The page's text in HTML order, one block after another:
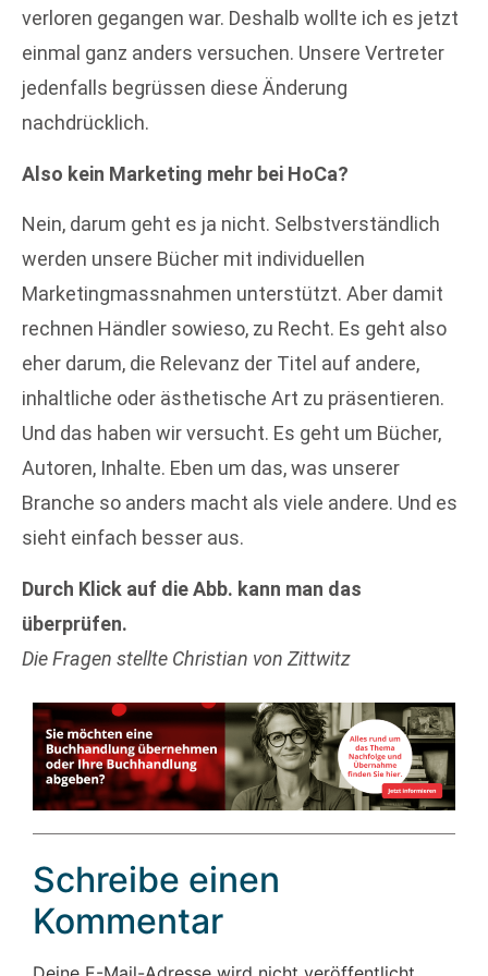
verloren gegangen war. Deshalb wollte ich es jetzt
einmal ganz anders versuchen. Unsere Vertreter
jedenfalls begrüssen diese Änderung
nachdrücklich.
Also kein Marketing mehr bei HoCa?
Nein, darum geht es ja nicht. Selbstverständlich
werden unsere Bücher mit individuellen
Marketingmassnahmen unterstützt. Aber damit
rechnen Händler sowieso, zu Recht. Es geht also
eher darum, die Relevanz der Titel auf andere,
inhaltliche oder ästhetische Art zu präsentieren.
Und das haben wir versucht. Es geht um Bücher,
Autoren, Inhalte. Eben um das, was unserer
Branche so anders macht als viele andere. Und es
sieht einfach besser aus.
Durch Klick auf die Abb. kann man das
überprüfen.
Die Fragen stellte Christian von Zittwitz
Schreibe einen
Kommentar